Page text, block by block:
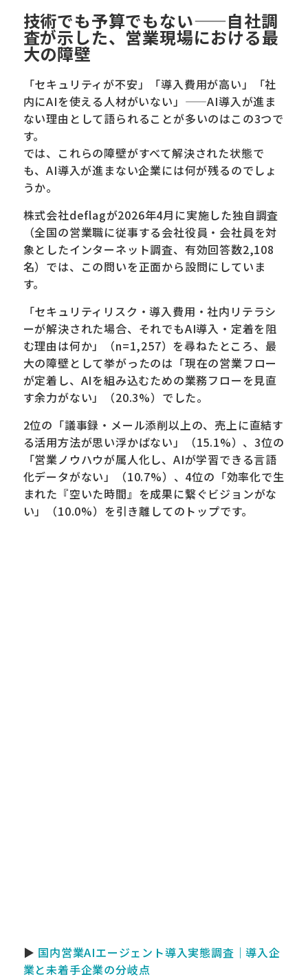
技術でも予算でもない——自社調
査が示した、営業現場における最
大の障壁
「セキュリティが不安」「導入費用が高い」「社
内にAIを使える人材がいない」——AI導入が進ま
ない理由として語られることが多いのはこの3つで
す。
では、これらの障壁がすべて解決された状態で
も、AI導入が進まない企業には何が残るのでしょ
うか。
株式会社deflagが2026年4月に実施した独自調査
（全国の営業職に従事する会社役員・会社員を対
象としたインターネット調査、有効回答数2,108
名）では、この問いを正面から設問にしていま
す。
「セキュリティリスク・導入費用・社内リテラシ
ーが解決された場合、それでもAI導入・定着を阻
む理由は何か」（n=1,257）を尋ねたところ、最
大の障壁として挙がったのは「現在の営業フロー
が定着し、AIを組み込むための業務フローを見直
す余力がない」（20.3%）でした。
2位の「議事録・メール添削以上の、売上に直結す
る活用方法が思い浮かばない」（15.1%）、3位の
「営業ノウハウが属人化し、AIが学習できる言語
化データがない」（10.7%）、4位の「効率化で生
まれた『空いた時間』を成果に繋ぐビジョンがな
い」（10.0%）を引き離してのトップです。
▶ 国内営業AIエージェント導入実態調査｜導入企
業と未着手企業の分岐点